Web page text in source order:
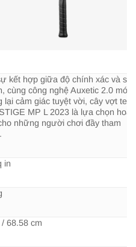
kết hợp giữa độ chính xác và
cùng công nghệ Auxetic 2.0 mới
lại cảm giác tuyệt vời, cây vợt
MP L 2023 là lựa chọn hoàn
những người chơi đầy tham
in
/ 68.58 cm